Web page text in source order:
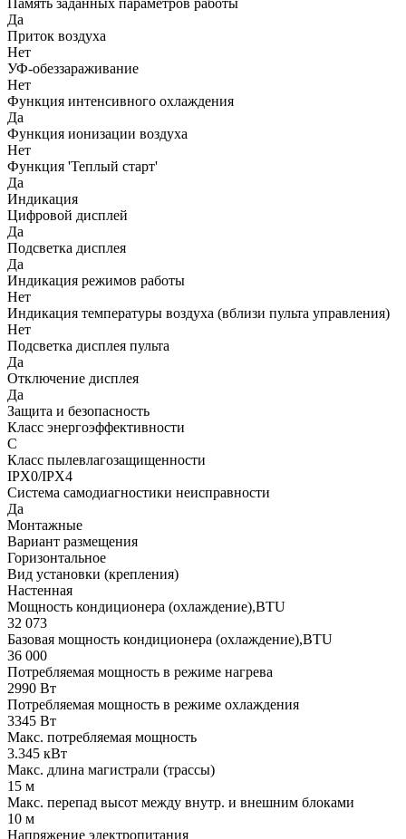
Да
Приток воздуха
Нет
УФ-обеззараживание
Нет
Функция интенсивного охлаждения
Да
Функция ионизации воздуха
Нет
Функция 'Теплый старт'
Да
Индикация
Цифровой дисплей
Да
Подсветка дисплея
Да
Индикация режимов работы
Нет
Индикация температуры воздуха (вблизи пульта управления)
Нет
Подсветка дисплея пульта
Да
Отключение дисплея
Да
Защита и безопасность
Класс энергоэффективности
C
Класс пылевлагозащищенности
IPX0/IPX4
Система самодиагностики неисправности
Да
Монтажные
Вариант размещения
Горизонтальное
Вид установки (крепления)
Настенная
Мощность кондиционера (охлаждение),BTU
32 073
Базовая мощность кондиционера (охлаждение),BTU
36 000
Потребляемая мощность в режиме нагрева
2990 Вт
Потребляемая мощность в режиме охлаждения
3345 Вт
Макс. потребляемая мощность
3.345 кВт
Макс. длина магистрали (трассы)
15 м
Макс. перепад высот между внутр. и внешним блоками
10 м
Напряжение электропитания